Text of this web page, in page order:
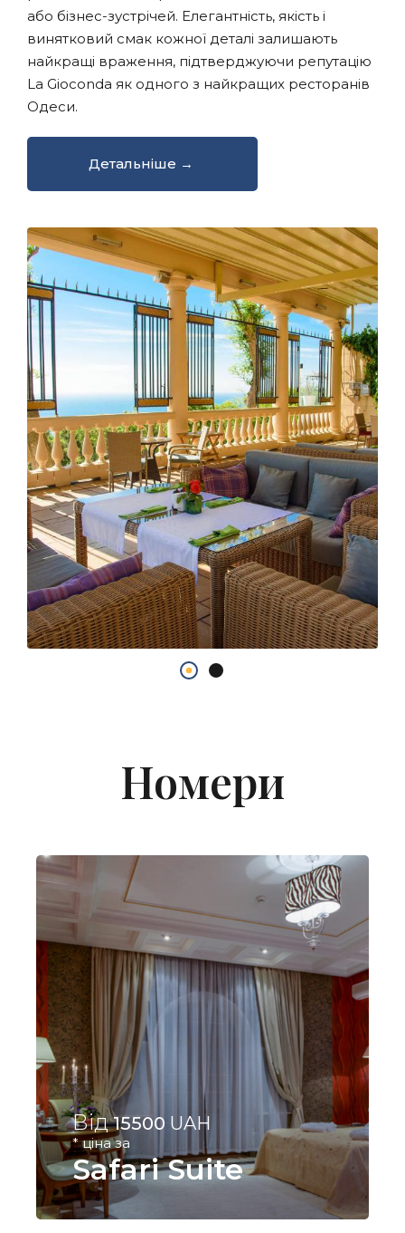
або бізнес-зустрічей. Елегантність, якість і
винятковий смак кожної деталі залишають
найкращі враження, підтверджуючи репутацію
La Gioconda як одного з найкращих ресторанів
Одеси.
Детальніше →
Номери
Від15500 UAH
* ціна за
Safari Suite